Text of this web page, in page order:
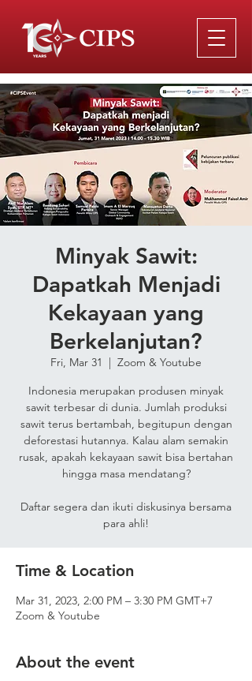
Minyak Sawit:
Dapatkah Menjadi
Kekayaan yang
Berkelanjutan?
Fri, Mar 31
  |
Zoom & Youtube
Indonesia merupakan produsen minyak
sawit terbesar di dunia. Jumlah produksi
sawit terus bertambah, begitupun dengan
deforestasi hutannya. Kalau alam semakin
rusak, apakah kekayaan sawit bisa bertahan
hingga masa mendatang?
Daftar segera dan ikuti diskusinya bersama
para ahli!
Time & Location
Mar 31, 2023, 2:00 PM – 3:30 PM GMT+7
Zoom & Youtube
About the event